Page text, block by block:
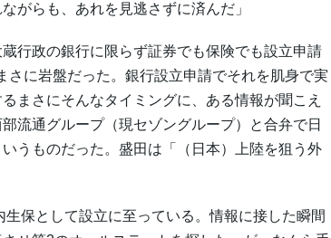
がらも、あれを見逃さずに済んだ」
行政の銀行に限らず証券でも保険でも設立申請
に岩盤だった。銀行設立申請でそれを肌身で実
まさにそんなタイミングに、ある情報が聞こえ
流通グループ（現セゾングループ）と合弁で日
うものだった。盛田は「（日本）上陸を狙う外
保として設立に至っている。情報に接した瞬間